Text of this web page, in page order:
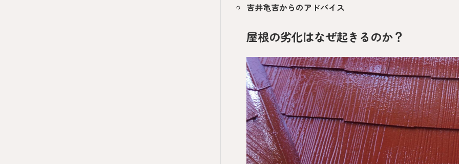
吉井亀吉からのアドバイス
屋根の劣化はなぜ起きるのか？